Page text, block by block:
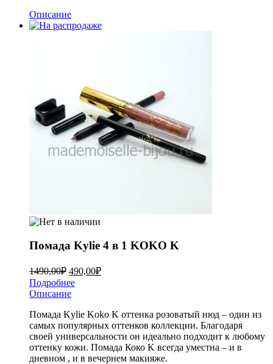
Описание
Помада Kylie 4 в 1 KOKO K
1490,00₽ 490,00₽
Подробнее
Описание
Помада Kylie Koko K оттенка розоватый нюд – один из
самых популярных оттенков коллекции. Благодаря
своей универсальности он идеально подходит к любому
оттенку кожи. Помада Коко K всегда уместна – и в
дневном , и в вечернем макияже.